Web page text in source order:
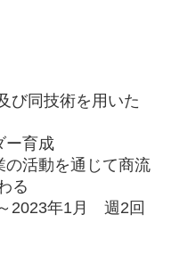
び同技術を用いた
ー育成
活動を通じて商流
る
2023年1月 週2回